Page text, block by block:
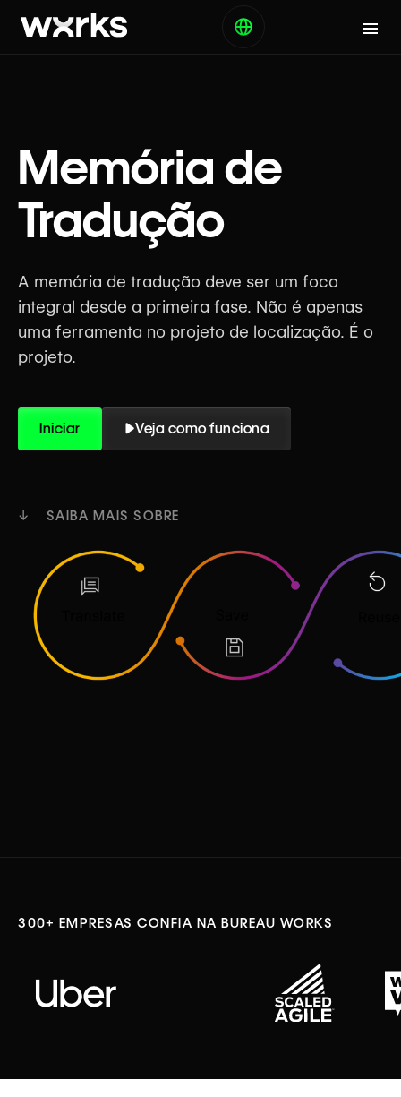
Memória de
Tradução
A memória de tradução deve ser um foco
integral desde a primeira fase. Não é apenas
uma ferramenta no projeto de localização. É o
projeto.
Iniciar Veja como funciona
↓ SAIBA MAIS SOBRE
300+ EMPRESAS CONFIA NA BUREAU WORKS